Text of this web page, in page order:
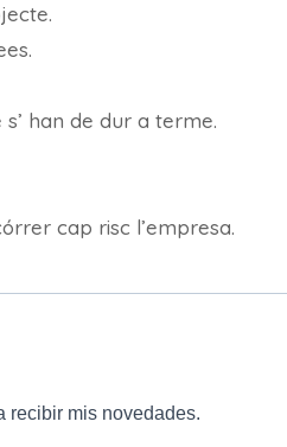
han de dur a terme.
cap risc l’empresa.